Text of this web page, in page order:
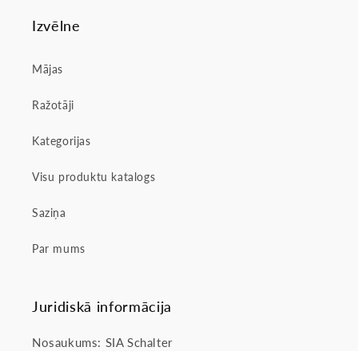
Izvēlne
Mājas
Ražotāji
Kategorijas
Visu produktu katalogs
Saziņa
Par mums
Juridiskā informācija
Nosaukums: SIA Schalter